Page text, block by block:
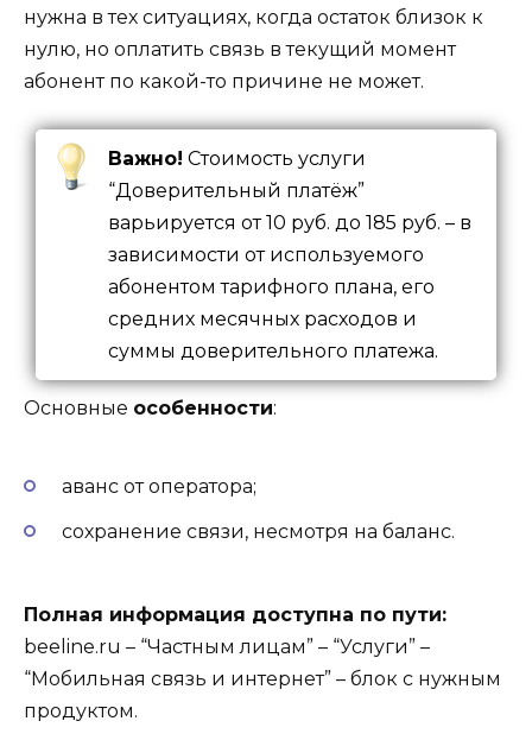
нужна в тех ситуациях, когда остаток близок к
нулю, но оплатить связь в текущий момент
абонент по какой-то причине не может.
Важно! Стоимость услуги
“Доверительный платёж”
варьируется от 10 руб. до 185 руб. – в
зависимости от используемого
абонентом тарифного плана, его
средних месячных расходов и
суммы доверительного платежа.
Основные особенности:
аванс от оператора;
сохранение связи, несмотря на баланс.
Полная информация доступна по пути:
beeline.ru – “Частным лицам” – “Услуги” –
“Мобильная связь и интернет” – блок с нужным
продуктом.